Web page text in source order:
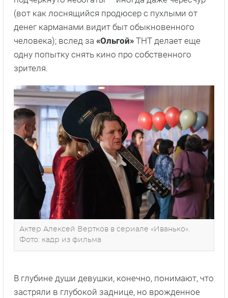
(вот как лоснящийся продюсер с пухлыми от
денег карманами видит быт обыкновенного
человека); вслед за «Ольгой» ТНТ делает еще
одну попытку снять кино про собственного
зрителя.
Актер Алексей Вертков в сериале «Иванько».
Фото: кадр из фильма
В глубине души девушки, конечно, понимают, что
застряли в глубокой заднице, но врожденное